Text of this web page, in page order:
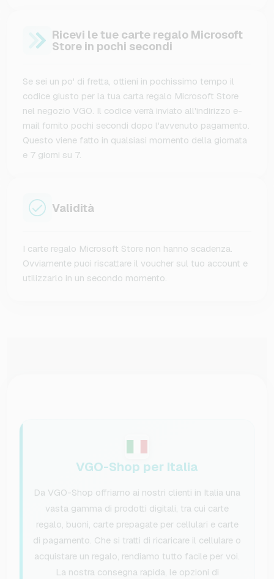
Ricevi le tue carte regalo Microsoft
Store in pochi secondi
Se sei un po' di fretta, ottieni in pochissimo tempo il
codice giusto per la tua carta regalo Microsoft Store
nel negozio VGO. Il codice verrà inviato all'indirizzo e-
mail fornito pochi secondi dopo l'avvenuto pagamento.
Questo viene fatto in qualsiasi momento della giornata
e 7 giorni su 7.
Validità
I carte regalo Microsoft Store non hanno scadenza.
Ovviamente puoi riscattare il voucher sul tuo account e
utilizzarlo in un secondo momento.
VGO-Shop per Italia
Da VGO-Shop offriamo ai nostri clienti in Italia una
vasta gamma di prodotti digitali, tra cui carte
regalo, buoni, carte prepagate per cellulari e carte
di pagamento. Che si tratti di ricaricare il cellulare o
acquistare un regalo, rendiamo tutto facile per voi.
La nostra consegna rapida, le opzioni di